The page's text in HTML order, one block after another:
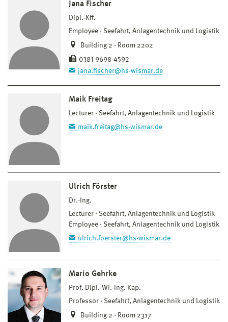
Jana Fischer
Dipl.-Kff.
Employee
Seefahrt, Anlagentechnik und Logistik
Building 2 · Room 2202
0381 9698-4592
jana.fischer@hs-wismar.de
Maik Freitag
Lecturer
Seefahrt, Anlagentechnik und Logistik
maik.freitag@hs-wismar.de
Ulrich Förster
Dr.-Ing.
Lecturer
Seefahrt, Anlagentechnik und Logistik
Employee
Seefahrt, Anlagentechnik und Logistik
ulrich.foerster@hs-wismar.de
Mario Gehrke
Prof. Dipl.-Wi.-Ing. Kap.
Professor
Seefahrt, Anlagentechnik und Logistik
Building 2 · Room 2317